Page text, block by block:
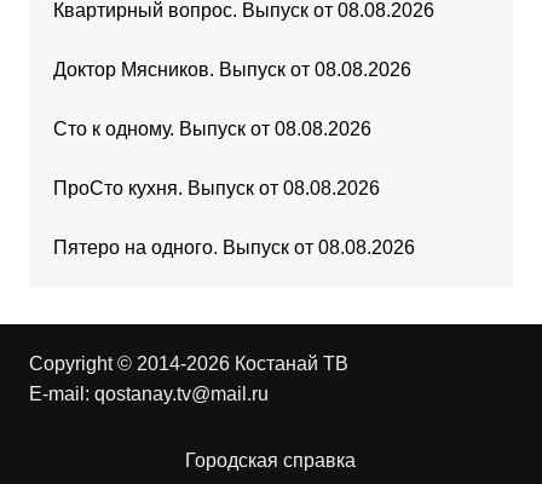
Квартирный вопрос. Выпуск от 08.08.2026
Доктор Мясников. Выпуск от 08.08.2026
Сто к одному. Выпуск от 08.08.2026
ПроСто кухня. Выпуск от 08.08.2026
Пятеро на одного. Выпуск от 08.08.2026
Copyright © 2014-2026 Костанай ТВ
E-mail: qostanay.tv@mail.ru
Городская справка